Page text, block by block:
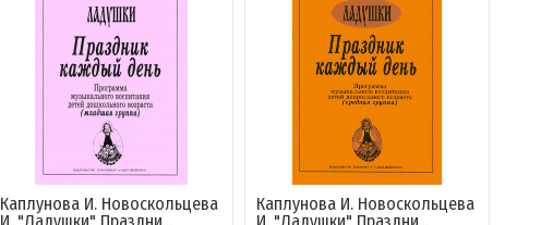
Каплунова И. Новоскольцева
Каплунова И. Новоскольцева